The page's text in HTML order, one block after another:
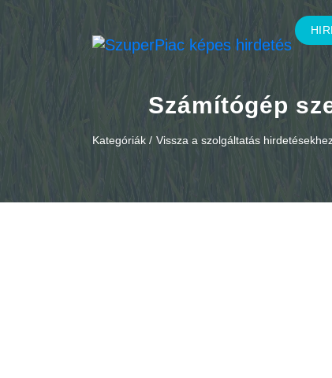
Számítógép
Kategóriák / Vissza a szolgáltatás